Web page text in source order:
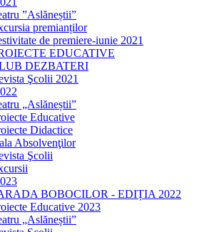
”Aslăneștii”
premianților
de premiere-iunie 2021
EDUCATIVE
DEZBATERI
Şcolii 2021
„Aslăneștii”
Educative
Didactice
Absolvenţilor
Şcolii
BOBOCILOR - EDIȚIA 2022
Educative 2023
„Aslăneștii”